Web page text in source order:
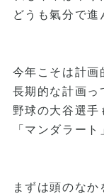
どうも氣分で
今年こそは計画
長期的な計画
野球の大谷選手
「マンダラー
まずは頭のなか